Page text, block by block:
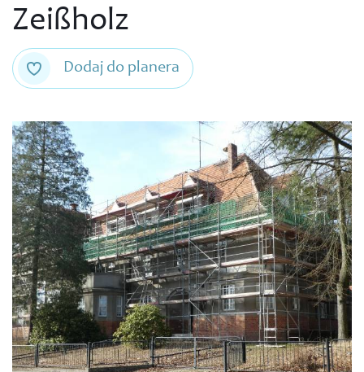
Zeißholz
Dodaj do planera